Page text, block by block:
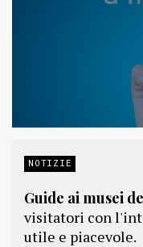
NOTIZIE
Guide ai musei
visitatori con
utile e piacevole.